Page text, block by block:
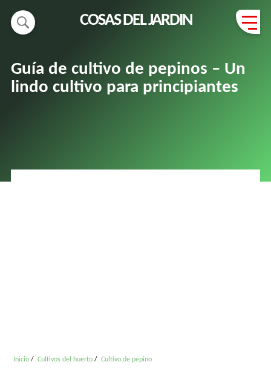
COSAS DEL JARDIN
Guía de cultivo de pepinos – Un
lindo cultivo para principiantes
Inicio Cultivos del huerto Cultivo de pepino